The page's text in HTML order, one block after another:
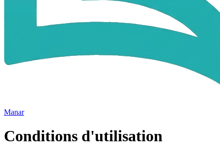
Manar
Conditions d'utilisation